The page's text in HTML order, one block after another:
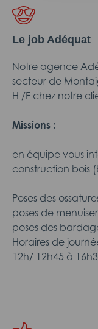
Le job Adéquat
Notre agence
secteur de
H /F chez notre
Missions :
en équipe vous
construction bois
Poses des
poses de
poses des
Horaires de
12h/ 12h45 à